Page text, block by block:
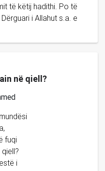
të këtij hadithi. Po të
i Allahut s.a. e
në qiell?
fuqi
i